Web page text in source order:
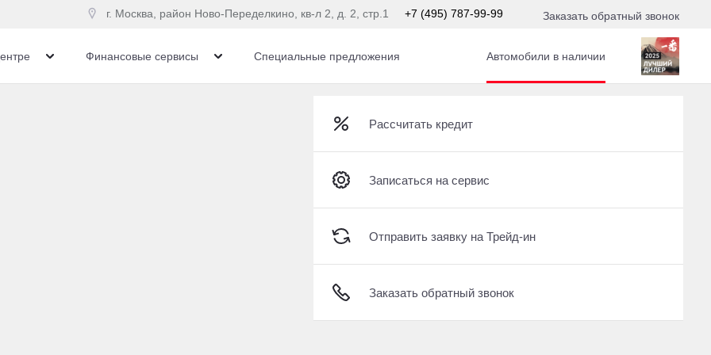
г. Москва, район Ново-Переделкино, кв-л 2, д. 2, стр.1 +7 (495) 787-99-99 Заказать обратный звонок
Получить консультацию по кредиту
Отправить заявку на Трейд-ин
Записаться на сервис
Заказать обратный звонок
Toyota 20 мая
Новые авто в наличии
Записаться на тест-драйв
Отправить заявку на Трейд-ин
Записаться на сервис
Финансовые сервисы
Рассчитать кредит
Записаться на сервис
Отправить заявку на Трейд-ин
Заказать обратный звонок
Специальные предложения Автомобили в наличии